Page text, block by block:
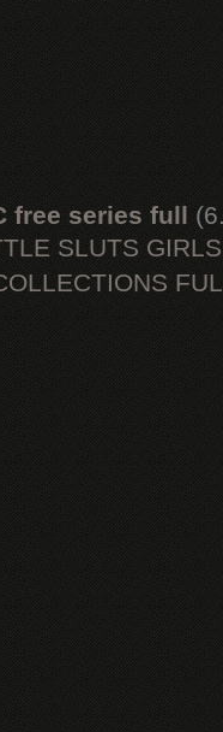
free series full
SLUTS